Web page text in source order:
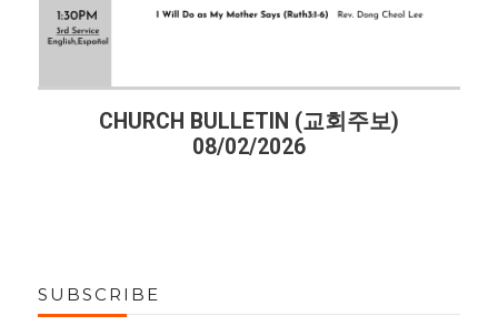
CHURCH BULLETIN (교회주보)
08/02/2026
SUBSCRIBE